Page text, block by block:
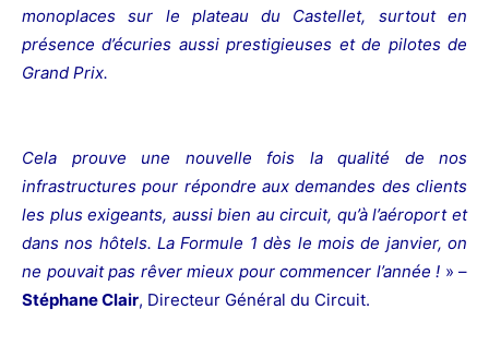
monoplaces sur le plateau du Castellet, surtout en
présence d’écuries aussi prestigieuses et de pilotes de
Grand Prix.
Cela prouve une nouvelle fois la qualité de nos
infrastructures pour répondre aux demandes des clients
les plus exigeants, aussi bien au circuit, qu’à l’aéroport et
dans nos hôtels. La Formule 1 dès le mois de janvier, on
ne pouvait pas rêver mieux pour commencer l’année ! » –
Stéphane Clair, Directeur Général du Circuit.